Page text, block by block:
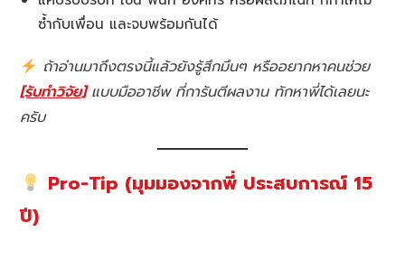
ซ้ำกับเพื่อน และจบพร้อมกันได้
ถ้าอ่านมาถึงตรงนี้แล้วยังรู้สึกมึนๆ หรืออยากหาคนช่วย
[รับทำวิจัย]แบบมืออาชีพ ที่การันตีผลงาน ทักหาพี่ได้เลยนะ
ครับ
Pro-Tip (มุมมองจากพี่ ประสบการณ์ 15
ปี)